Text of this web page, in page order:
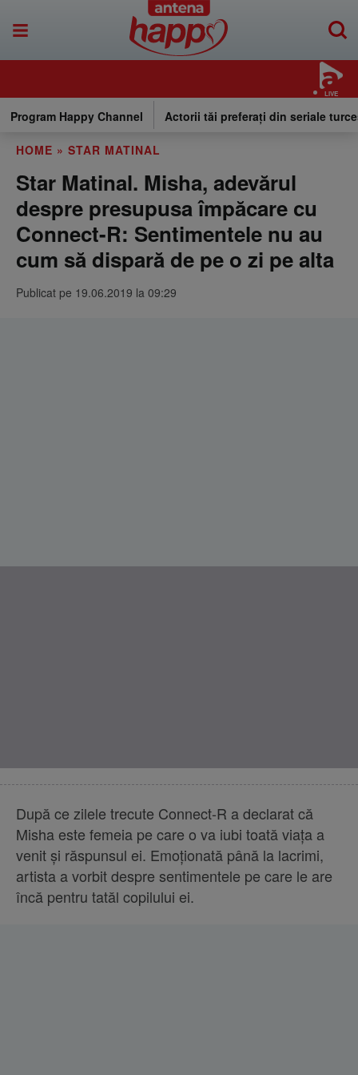
LIVE
Program Happy Channel Actorii tăi preferați din seriale
HOME » STAR MATINAL
Star Matinal. Misha, adevărul
despre presupusa împăcare cu
Connect-R: Sentimentele nu au
cum să dispară de pe o zi pe alta
Publicat pe 19.06.2019 la 09:29
După ce zilele trecute Connect-R a declarat că
Misha este femeia pe care o va iubi toată viaţa a
venit şi răspunsul ei. Emoţionată până la lacrimi,
artista a vorbit despre sentimentele pe care le are
încă pentru tatăl copilului ei.